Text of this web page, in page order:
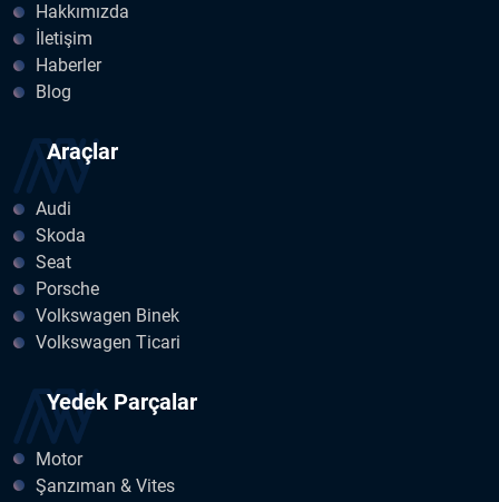
Hakkımızda
İletişim
Haberler
Blog
Araçlar
Audi
Skoda
Seat
Porsche
Volkswagen Binek
Volkswagen Ticari
Yedek Parçalar
Motor
Şanzıman & Vites